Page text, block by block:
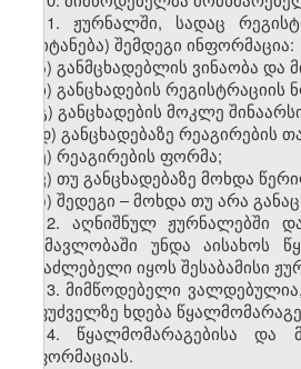
11. ჟურნალში, სადაც
(შეიტანება) შემდეგი ინფორმაცია:
ა) განმცხადებლის ვინაობა და
ბ) განცხადების რეგისტრაციის
გ) განცხადების მოკლე
დ) განცხადებაზე რეაგირების
ე) რეაგირების ფორმა;
ვ) თუ განცხადებაზე მოხდა
ზ) შედეგი – მოხდა თუ არა
12. აღნიშნულ ჟურნალებში
განმავლობაში უნდა აისახოს
შესაძლებელი იყოს შესაბამისი
13. მიმწოდებელი
საფუძველზე ხდება
14. წყალმომარაგებისა და
ინფორმაციას.